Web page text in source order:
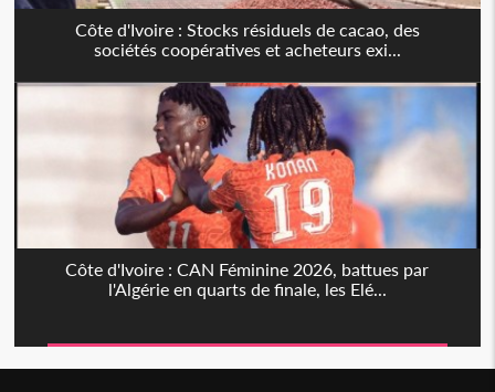
Côte d'Ivoire : Stocks résiduels de cacao, des
sociétés coopératives et acheteurs exi...
Côte d'Ivoire : CAN Féminine 2026, battues par
l'Algérie en quarts de finale, les Elé...